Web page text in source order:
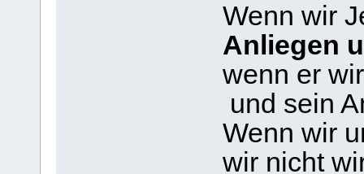
Wenn wir
Anliegen
wenn er
und sein
Wenn wir
wir nicht